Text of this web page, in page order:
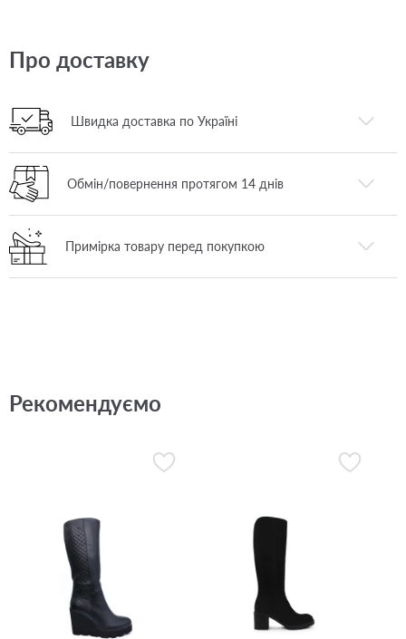
Про доставку
Швидка доставка по Україні
Обмін/повернення протягом 14 днів
Примірка товару перед покупкою
Рекомендуємо